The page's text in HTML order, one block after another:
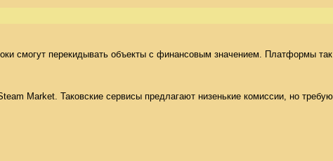
смогут перекидывать объекты с финансовым значением. Платформы
Market. Таковские сервисы предлагают низенькие комиссии, но